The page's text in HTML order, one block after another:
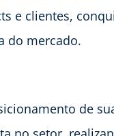
e clientes,
do mercado.
de